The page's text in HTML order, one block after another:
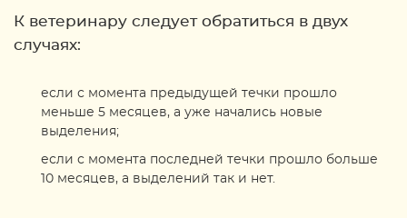
К ветеринару следует обратиться в двух
случаях:
если с момента предыдущей течки прошло
меньше 5 месяцев, а уже начались новые
выделения;
если с момента последней течки прошло больше
10 месяцев, а выделений так и нет.